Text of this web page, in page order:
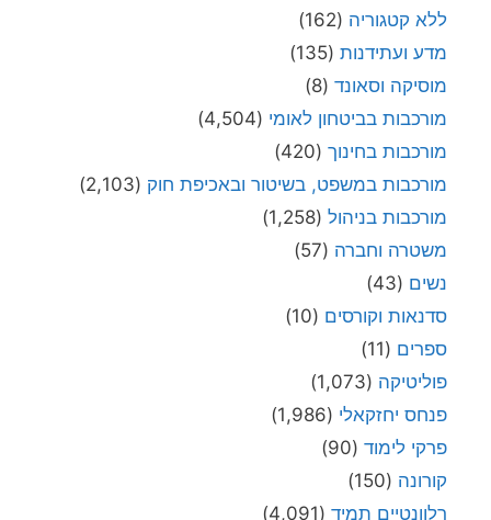
ללא קטגוריה (162)
מדע ועתידנות (135)
מוסיקה וסאונד (8)
מורכבות בביטחון לאומי (4,504)
מורכבות בחינוך (420)
מורכבות במשפט, בשיטור ובאכיפת חוק (2,103)
מורכבות בניהול (1,258)
משטרה וחברה (57)
נשים (43)
סדנאות וקורסים (10)
ספרים (11)
פוליטיקה (1,073)
פנחס יחזקאלי (1,986)
פרקי לימוד (90)
קורונה (150)
רלוונטיים תמיד (4,091)